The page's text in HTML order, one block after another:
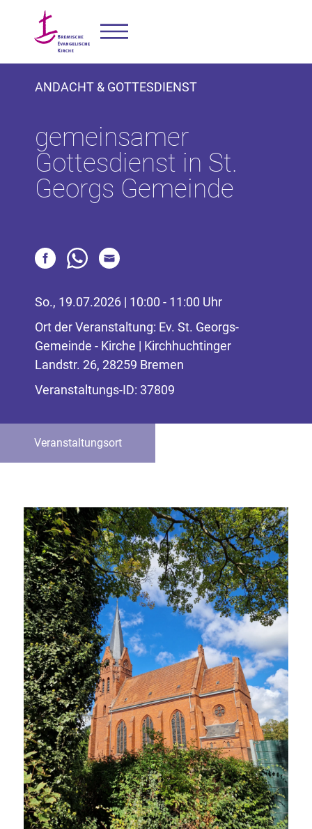
ANDACHT & GOTTESDIENST
gemeinsamer
Gottesdienst in St.
Georgs Gemeinde
So., 19.07.2026 | 10:00 - 11:00 Uhr
Ort der Veranstaltung: Ev. St. Georgs-
Gemeinde - Kirche | Kirchhuchtinger
Landstr. 26, 28259 Bremen
Veranstaltungs-ID: 37809
Veranstaltungsort